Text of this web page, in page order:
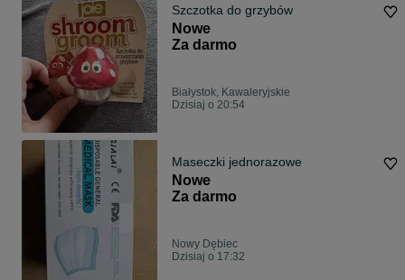
Szczotka do grzybów
Nowe
Za darmo
Białystok, Kawaleryjskie
Dzisiaj o 20:54
Maseczki jednorazowe
Nowe
Za darmo
Nowy Dębiec
Dzisiaj o 17:32